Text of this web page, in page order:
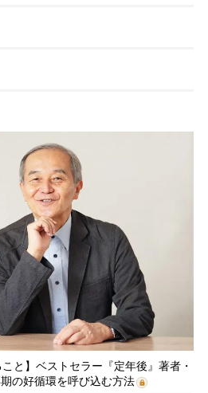
と】ベストセラー『定年後』著者・
の好循環を呼び込む方法